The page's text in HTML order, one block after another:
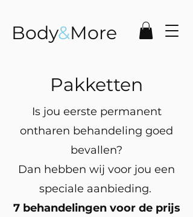
Body&More
Pakketten
Is jou eerste permanent
ontharen behandeling goed
bevallen?
Dan hebben wij voor jou een
speciale aanbieding.
7 behandelingen voor de prijs